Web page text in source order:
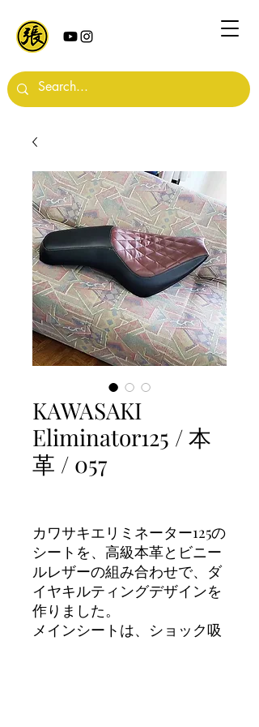
KAWASAKI
Eliminator125 / 本
革 / 057
カワサキエリミネーター125の
シートを、高級本革とビニー
ルレザーの組み合わせで、ダ
イヤキルティングデザインを
作りました。
メインシートは、ショック吸